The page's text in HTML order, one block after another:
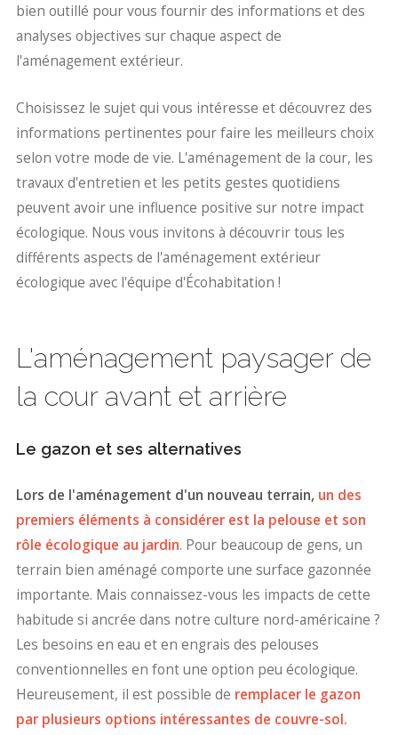
bien outillé pour vous fournir des informations et des
analyses objectives sur chaque aspect de
l'aménagement extérieur.
Choisissez le sujet qui vous intéresse et découvrez des
informations pertinentes pour faire les meilleurs choix
selon votre mode de vie. L'aménagement de la cour, les
travaux d'entretien et les petits gestes quotidiens
peuvent avoir une influence positive sur notre impact
écologique. Nous vous invitons à découvrir tous les
différents aspects de l'aménagement extérieur
écologique avec l'équipe d'Écohabitation !
L'aménagement paysager de
la cour avant et arrière
Le gazon et ses alternatives
Lors de l'aménagement d'un nouveau terrain, un des
premiers éléments à considérer est la pelouse et son
rôle écologique au jardin. Pour beaucoup de gens, un
terrain bien aménagé comporte une surface gazonnée
importante. Mais connaissez-vous les impacts de cette
habitude si ancrée dans notre culture nord-américaine ?
Les besoins en eau et en engrais des pelouses
conventionnelles en font une option peu écologique.
Heureusement, il est possible de remplacer le gazon
par plusieurs options intéressantes de couvre-sol.